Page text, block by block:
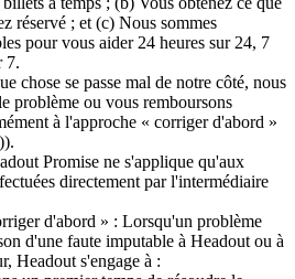
réservé ; et (c) Nous sommes
pour vous aider 24 heures sur 24, 7
7.
chose se passe mal de notre côté, nous
problème ou vous remboursons
à l'approche « corriger d'abord »
Promise ne s'applique qu'aux
directement par l'intermédiaire
d'abord » : Lorsqu'un problème
d'une faute imputable à Headout ou à
Headout s'engage à :